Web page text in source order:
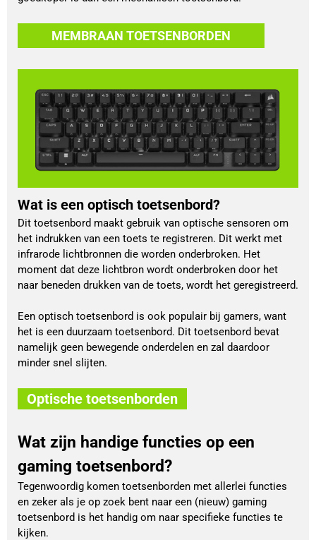
MEMBRAAN TOETSENBORDEN
Wat is een optisch toetsenbord?
Dit toetsenbord maakt gebruik van optische sensoren om
het indrukken van een toets te registreren. Dit werkt met
infrarode lichtbronnen die worden onderbroken. Het
moment dat deze lichtbron wordt onderbroken door het
naar beneden drukken van de toets, wordt het geregistreerd.
Een optisch toetsenbord is ook populair bij gamers, want
het is een duurzaam toetsenbord. Dit toetsenbord bevat
namelijk geen bewegende onderdelen en zal daardoor
minder snel slijten.
Optische toetsenborden
Wat zijn handige functies op een
gaming toetsenbord?
Tegenwoordig komen toetsenborden met allerlei functies
en zeker als je op zoek bent naar een (nieuw) gaming
toetsenbord is het handig om naar specifieke functies te
kijken.